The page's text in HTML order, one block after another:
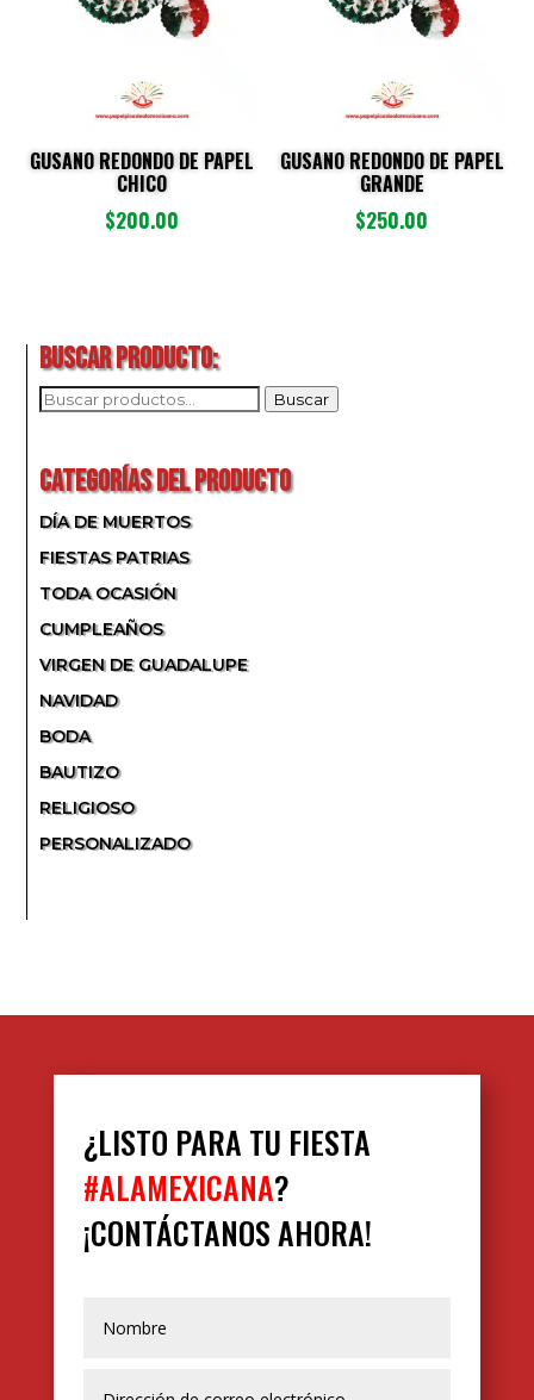
GUSANO REDONDO DE PAPEL
CHICO
$200.00
GUSANO REDONDO DE PAPEL
GRANDE
$250.00
BUSCAR PRODUCTO:
BUSCAR
Buscar
CATEGORÍAS DEL PRODUCTO
DÍA DE MUERTOS
FIESTAS PATRIAS
TODA OCASIÓN
CUMPLEAÑOS
VIRGEN DE GUADALUPE
NAVIDAD
BODA
BAUTIZO
RELIGIOSO
PERSONALIZADO
¿LISTO PARA TU FIESTA
#ALAMEXICANA?
¡CONTÁCTANOS AHORA!